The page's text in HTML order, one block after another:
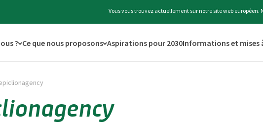
Vous vous trouvez actuellement sur notre site web
? Ce que nous proposons Aspirations pour 2030Informations et mises